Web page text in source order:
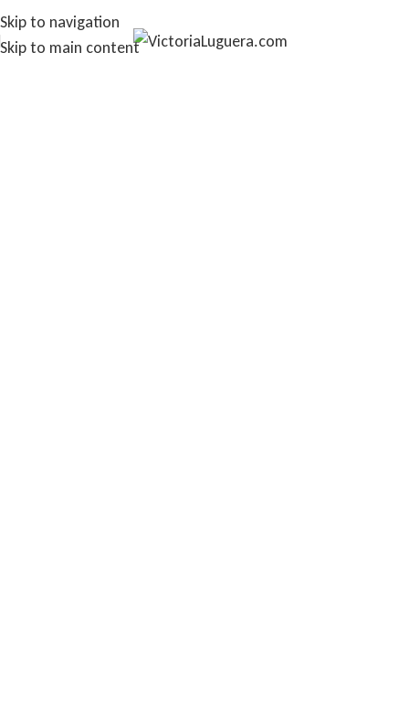
Skip to navigation
Skip to main content